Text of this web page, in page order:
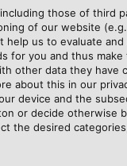
mang một ý
those of third
of our website
us to evaluate and
for you and thus make
other data they have
about this in our
device and the
or decide otherwise
the desired